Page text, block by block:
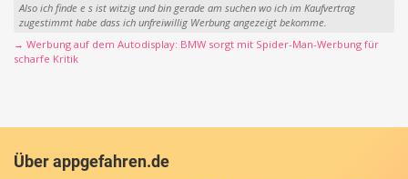
Also ich finde e s ist witzig und bin gerade am suchen wo ich im Kaufvertrag
zugestimmt habe dass ich unfreiwillig Werbung angezeigt bekomme.
→ Werbung auf dem Autodisplay: BMW sorgt mit Spider-Man-Werbung für
scharfe Kritik
Über appgefahren.de